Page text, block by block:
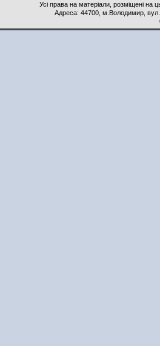
Усі права на матеріали, розміщені на
Адреса: 44700, м.Володимир,